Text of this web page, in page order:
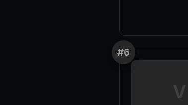
#6
V